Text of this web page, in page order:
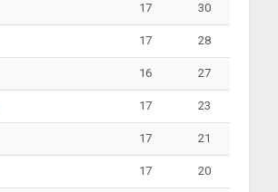
17 30
17 28
16 27
17 23
17 21
17 20